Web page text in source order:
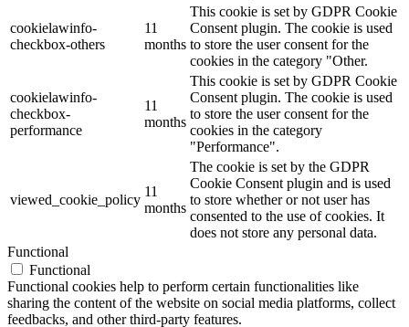
cookielawinfo-
checkbox-others
11
months
This cookie is set by GDPR Cookie
Consent plugin. The cookie is used
to store the user consent for the
cookies in the category "Other.
cookielawinfo-
checkbox-
performance
11
months
This cookie is set by GDPR Cookie
Consent plugin. The cookie is used
to store the user consent for the
cookies in the category
"Performance".
viewed_cookie_policy
11
months
The cookie is set by the GDPR
Cookie Consent plugin and is used
to store whether or not user has
consented to the use of cookies. It
does not store any personal data.
Functional
Functional
Functional cookies help to perform certain functionalities like
sharing the content of the website on social media platforms, collect
feedbacks, and other third-party features.